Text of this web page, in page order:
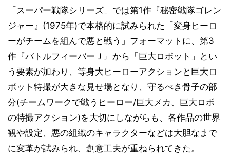
「スーパー戦隊シリーズ」では第1作『秘密戦隊ゴレン
ジャー』(1975年)で本格的に試みられた「変身ヒーロ
ーがチームを組んで悪と戦う」フォーマットに、第3
作『バトルフィーバーＪ』から「巨大ロボット」とい
う要素が加わり、等身大ヒーローアクションと巨大ロ
ボット特撮が大きな見せ場となり、守るべき骨子の部
分(チームワークで戦うヒーロー/巨大メカ、巨大ロボ
の特撮アクション)を大切にしながらも、各作品の世界
観や設定、悪の組織のキャラクターなどは大胆なまで
に変革が試みられ、創意工夫が重ねられてきた。